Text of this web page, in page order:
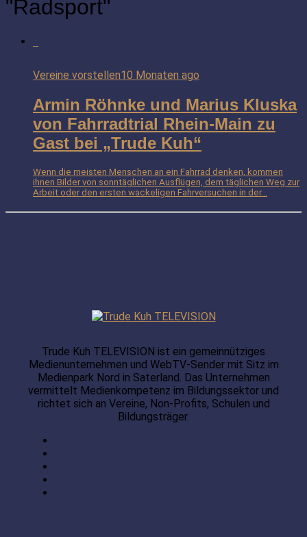
"Radsport"
Vereine vorstellen10 Monaten ago
Armin Röhnke und Marius Kluska
von Fahrradtrial Rhein-Main zu
Gast bei „Trude Kuh“
Wenn die meisten Menschen an ein Fahrrad denken, kommen
ihnen Bilder von sonntäglichen Ausflügen, dem täglichen Weg zur
Arbeit oder den ersten wackeligen Fahrversuchen in der...
Trude Kuh TELEVISION ist ein gemeinnütziges
Medienunternehmen und WebTV-Sender mit Sitz im
Medienpark Nord in Saterland. Das Unternehmen
vermittelt Medienkompetenz im Bildungssektor und
richtet sich an Vereine, Non-Profits, Schulen und
Bildungsträger.